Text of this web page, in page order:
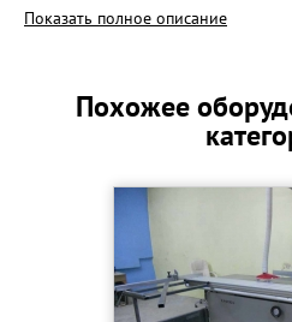
Показать полное описание
Похожее